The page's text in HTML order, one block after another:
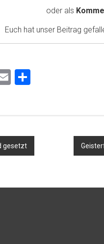
oder als
Euch hat unser Beitrag
Email
gesetzt